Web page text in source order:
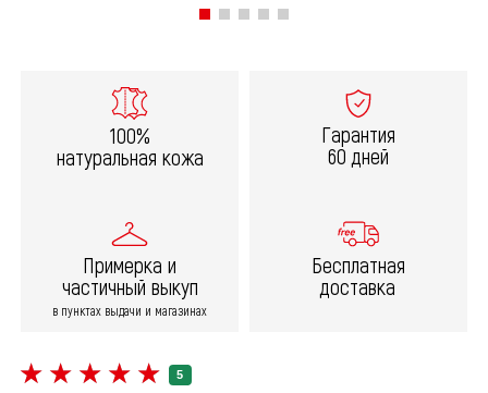
100%
натуральная кожа
Гарантия
60 дней
Примерка и
частичный выкуп
в пунктах выдачи и магазинах
Бесплатная
доставка
★ ★ ★ ★ ★
★ ★ ★ ★ ★ 5